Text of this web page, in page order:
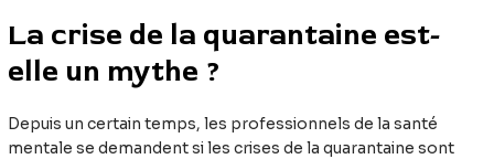
La crise de la quarantaine est-
elle un mythe ?
Depuis un certain temps, les professionnels de la santé
mentale se demandent si les crises de la quarantaine sont